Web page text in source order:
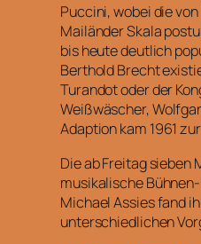
Puccini, wobei die
Mailänder Skala
bis heute deutlich
Berthold Brecht
Turandot oder der
Weißwäscher,
Adaption kam 1961
Die ab Freitag sieben
musikalische
Michael Assies fand
unterschiedlichen